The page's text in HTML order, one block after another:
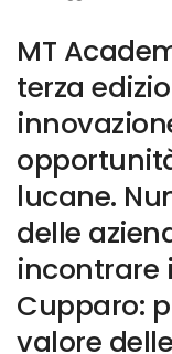
MT
terza
lucane.
delle
incontrare
Cupparo:
valore